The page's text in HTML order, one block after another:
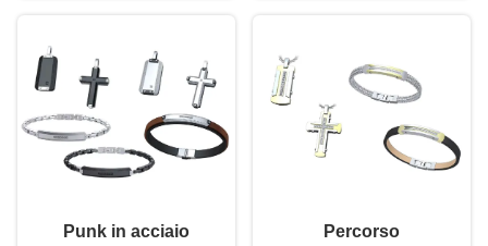
Punk in acciaio
Percorso